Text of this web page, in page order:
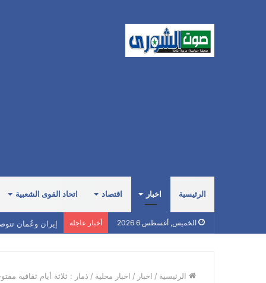
الرئيسية اخبار اقتصاد اتحاد القوى الشعبية
الخميس, أغسطس 6 2026 أخبار عاجلة إيران وعُمان
الرئيسية / اخبار / اخبار محلية / ذمار : ثلاثة أيام ثقافية